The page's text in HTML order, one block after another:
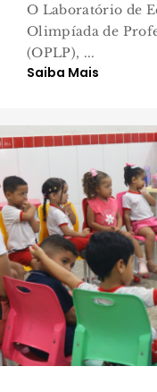
O Laboratório de
Olimpíada de
(OPLP), ...
Saiba Mais